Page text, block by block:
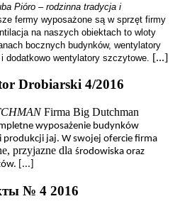
Pióro – rodzinna tradycja i
fermy wyposażone są w sprzęt firmy
na naszych obiektach to wloty
bocznych budynków, wentylatory
dodatkowo wentylatory szczytowe. [...]
Drobiarski 4/2016
Firma Big Dutchman
wyposażenie budynków
produkcji jaj. W swojej ofercie firma
przyjazne dla środowiska oraz
[...]
№ 4 2016